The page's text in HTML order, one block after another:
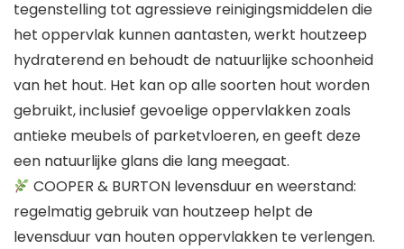
tegenstelling tot agressieve reinigingsmiddelen die
het oppervlak kunnen aantasten, werkt houtzeep
hydraterend en behoudt de natuurlijke schoonheid
van het hout. Het kan op alle soorten hout worden
gebruikt, inclusief gevoelige oppervlakken zoals
antieke meubels of parketvloeren, en geeft deze
een natuurlijke glans die lang meegaat.
COOPER & BURTON levensduur en weerstand:
regelmatig gebruik van houtzeep helpt de
levensduur van houten oppervlakken te verlengen.